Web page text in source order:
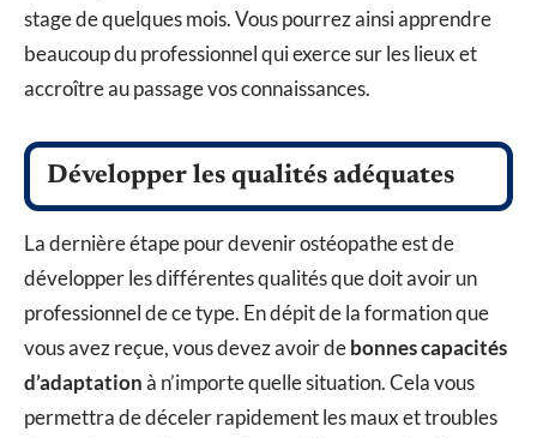
stage de quelques mois. Vous pourrez ainsi apprendre
beaucoup du professionnel qui exerce sur les lieux et
accroître au passage vos connaissances.
Développer les qualités adéquates
La dernière étape pour devenir ostéopathe est de
développer les différentes qualités que doit avoir un
professionnel de ce type. En dépit de la formation que
vous avez reçue, vous devez avoir debonnes capacités
d’adaptationà n’importe quelle situation. Cela vous
permettra de déceler rapidement les maux et troubles